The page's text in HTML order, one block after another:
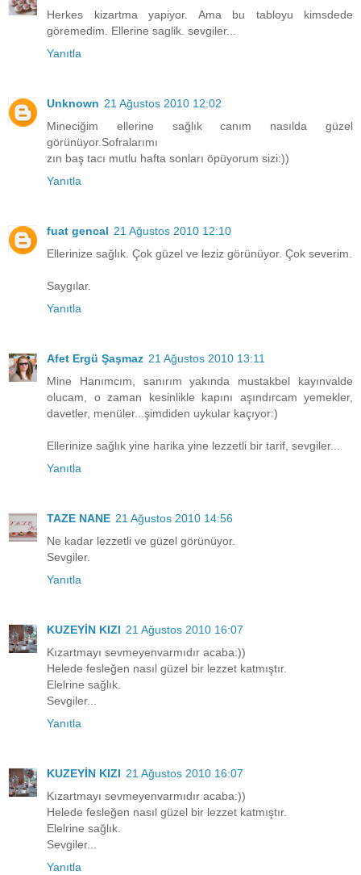
Herkes kizartma yapiyor. Ama bu tabloyu kimsdede
göremedim. Ellerine saglik. sevgiler...
Yanıtla
Unknown 21 Ağustos 2010 12:02
Mineciğim ellerine sağlık canım nasılda güzel
görünüyor.Sofralarımı
zın baş tacı mutlu hafta sonları öpüyorum sizi:))
Yanıtla
fuat gencal 21 Ağustos 2010 12:10
Ellerinize sağlık. Çok güzel ve leziz görünüyor. Çok severim.
Saygılar.
Yanıtla
Afet Ergü Şaşmaz 21 Ağustos 2010 13:11
Mine Hanımcım, sanırım yakında mustakbel kayınvalde
olucam, o zaman kesinlikle kapını aşındırcam yemekler,
davetler, menüler...şimdiden uykular kaçıyor:)
Ellerinize sağlık yine harika yine lezzetli bir tarif, sevgiler...
Yanıtla
TAZE NANE 21 Ağustos 2010 14:56
Ne kadar lezzetli ve güzel görünüyor.
Sevgiler.
Yanıtla
KUZEYİN KIZI 21 Ağustos 2010 16:07
Kızartmayı sevmeyenvarmıdır acaba:))
Helede fesleğen nasıl güzel bir lezzet katmıştır.
Elelrine sağlık.
Sevgiler...
Yanıtla
KUZEYİN KIZI 21 Ağustos 2010 16:07
Kızartmayı sevmeyenvarmıdır acaba:))
Helede fesleğen nasıl güzel bir lezzet katmıştır.
Elelrine sağlık.
Sevgiler...
Yanıtla